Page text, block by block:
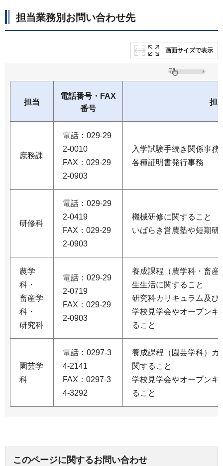
担当業務別お問い合わせ先
画面サイズで表示
担当
電話番号・FAX
番号
担
庶務課
電話：029-29
2-0010
FAX：029-29
2-0903
入学試験手続き関係事務
各種証明書発行事務
研修科
電話：029-29
2-0419
FAX：029-29
2-0903
機械研修に関すること
いばらき営農塾や短期研
農学
科・
畜産学
科・
研究科
電話：029-29
2-0719
FAX：029-29
2-0903
養成課程（農学科・畜産
生生活に関すること
研究科カリキュラム及び
学校見学会やオープンキ
ること
園芸学
科
電話：0297-3
4-2141
FAX：0297-3
4-3292
養成課程（園芸学科）カ
関すること
学校見学会やオープンキ
ること
このページに関するお問い合わせ